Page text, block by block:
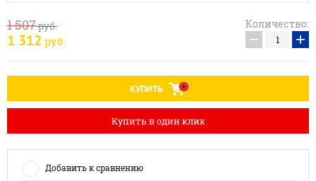
1 507руб.
1 312 руб.
Количество:
− +
КУПИТЬ
Купить в один клик
Добавить к сравнению